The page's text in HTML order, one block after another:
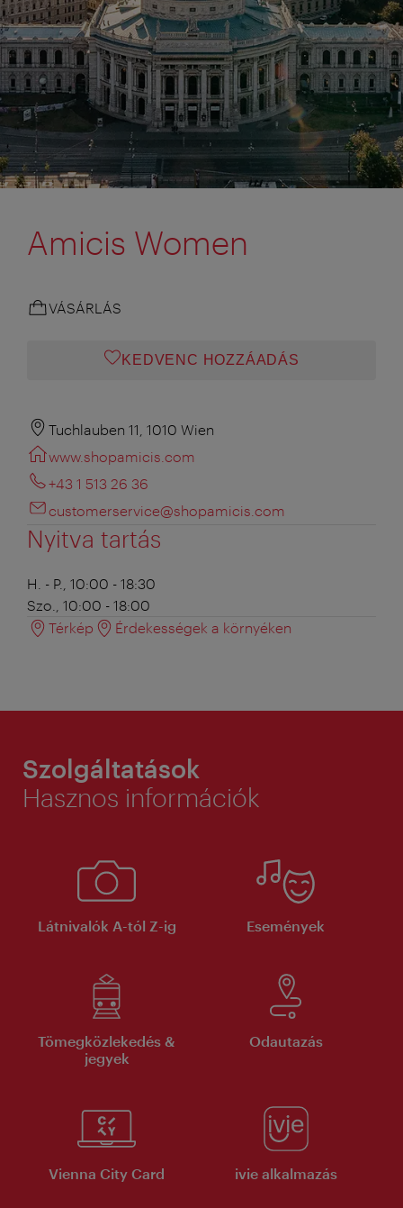
Amicis Women
VÁSÁRLÁS
KEDVENC HOZZÁADÁS
Tuchlauben 11, 1010 Wien
www.shopamicis.com
+43 1 513 26 36
customerservice@shopamicis.com
Nyitva tartás
H. - P., 10:00 - 18:30
Szo., 10:00 - 18:00
Térkép
Érdekességek a környéken
Szolgáltatások
Hasznos információk
Látnivalók A-tól Z-ig Események
Tömegközlekedés &
jegyek
Odautazás
Vienna City Card ivie alkalmazás